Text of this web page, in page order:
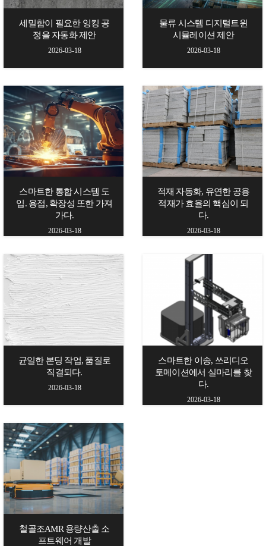
세밀함이 필요한 잉킹 공
정을 자동화 제안
2026-03-18
물류 시스템 디지털트윈
시뮬레이션 제안
2026-03-18
스마트한 통합 시스템 도
입. 용접, 확장성 또한 가져
가다.
2026-03-18
적재 자동화, 유연한 공용
적재가 효율의 핵심이 되
다.
2026-03-18
균일한 본딩 작업, 품질로
직결되다.
2026-03-18
스마트한 이송, 쓰리디오
토메이션에서 실마리를 찾
다.
2026-03-18
철골조AMR 용량산출 소
프트웨어 개발